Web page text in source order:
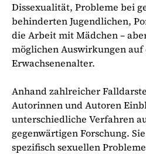
Dissexualität, Probleme bei
behinderten Jugendlichen,
die Arbeit mit Mädchen –
möglichen Auswirkungen auf
Erwachsenenalter.
Anhand zahlreicher
Autorinnen und Autoren
unterschiedliche Verfahren
gegenwärtigen Forschung.
spezifisch sexuellen